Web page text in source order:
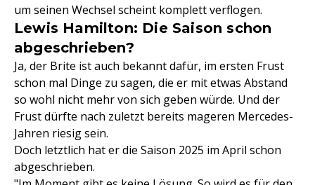
um seinen Wechsel scheint komplett verflogen.
Lewis Hamilton: Die Saison schon
abgeschrieben?
Ja, der Brite ist auch bekannt dafür, im ersten Frust
schon mal Dinge zu sagen, die er mit etwas Abstand
so wohl nicht mehr von sich geben würde. Und der
Frust dürfte nach zuletzt bereits mageren Mercedes-
Jahren riesig sein.
Doch letztlich hat er die Saison 2025 im April schon
abgeschrieben.